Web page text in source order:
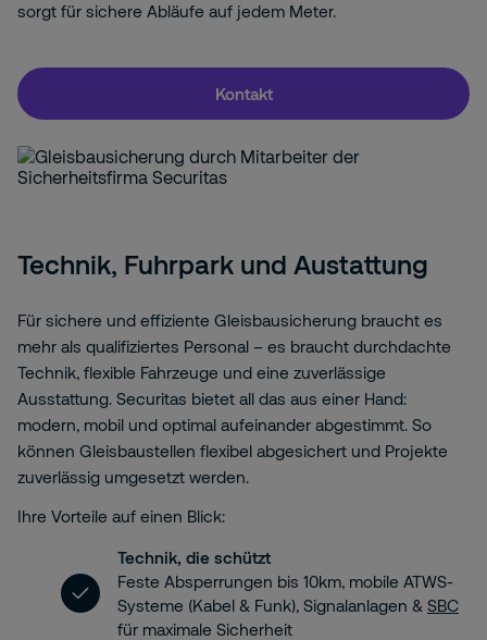
sorgt für sichere Abläufe auf jedem Meter.
Kontakt
Technik, Fuhrpark und Austattung
Für sichere und effiziente Gleisbausicherung braucht es
mehr als qualifiziertes Personal – es braucht durchdachte
Technik, flexible Fahrzeuge und eine zuverlässige
Ausstattung. Securitas bietet all das aus einer Hand:
modern, mobil und optimal aufeinander abgestimmt. So
können Gleisbaustellen flexibel abgesichert und Projekte
zuverlässig umgesetzt werden.
Ihre Vorteile auf einen Blick:
Technik, die schützt
Feste Absperrungen bis 10km, mobile ATWS-
Systeme (Kabel & Funk), Signalanlagen & SBC
für maximale Sicherheit